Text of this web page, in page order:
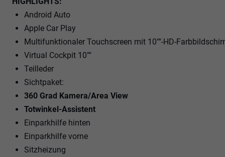
Android Auto
Apple Car Play
Multifunktionaler Touchscreen mit 10""-HD-
Virtual Cockpit 10""
Teilleder
Sichtpaket:
360 Grad Kamera/Area View
Totwinkel-Assistent
Einparkhilfe hinten
Einparkhilfe vorne
Sitzheizung